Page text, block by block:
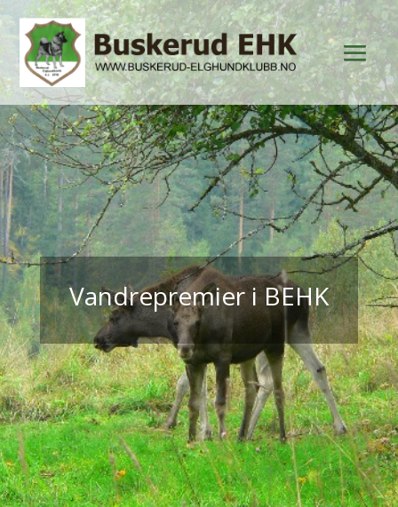
Vandrepremier i BEHK